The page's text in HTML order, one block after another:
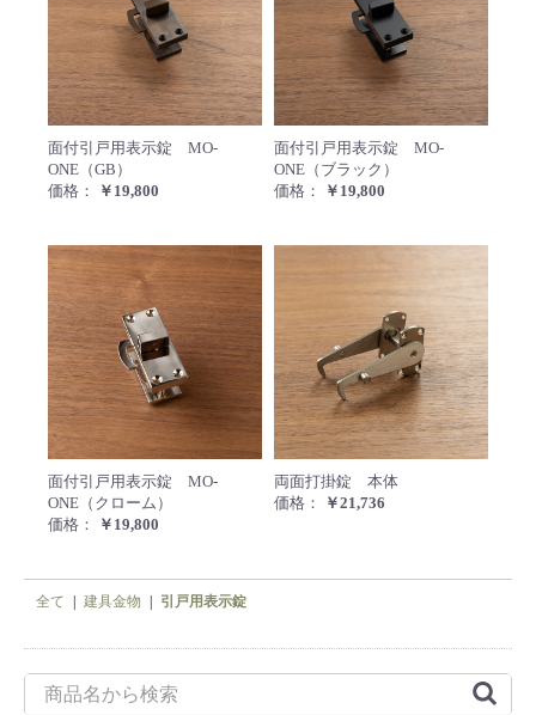
面付引戸用表示錠 MO-ONE（GB）
面付引戸用表示錠 MO-
ONE（GB）
価格：
￥19,800
面付引戸用表示錠 MO-
ONE（ブラック）
価格：
￥19,800
面付引戸用表示錠 MO-ONE（クロー
面付引戸用表示錠 MO-
ONE（クローム）
価格：
￥19,800
両面打掛錠 本体
価格：
￥21,736
全て 建具金物 引戸用表示錠